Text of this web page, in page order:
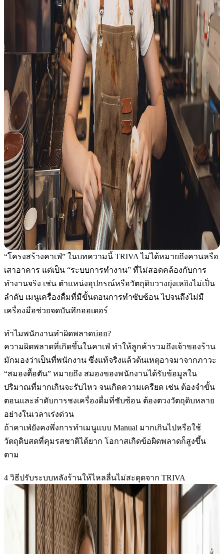
“โครงสร้างคาเฟ่” ในบทความนี้ TRIVA ไม่ได้หมายถึงคานหรือ
เสาอาคาร แต่เป็น “ระบบการทำงาน” ที่ไม่สอดคล้องกับการ
ทำงานจริง เช่น ตำแหน่งอุปกรณ์หรือวัตถุดิบวางยุ่งเหยิงไม่เป็น
ลำดับ เมนูเครื่องดื่มที่มีขั้นตอนการทำซับซ้อน ไปจนถึงไม่มี
เครื่องมือช่วยจดบันทึกออเดอร์
ทำไมพนักงานทำผิดพลาดบ่อย?
ความผิดพลาดที่เกิดขึ้นในคาเฟ่ ทำให้ลูกค้ารวมถึงเจ้าของร้าน
มักมองว่าเป็นที่พนักงาน ซึ่งแท้จริงแล้วต้นเหตุอาจมาจากภาวะ
“สมองตื้อตัน” หมายถึง สมองของพนักงานได้รับข้อมูลใน
ปริมาณที่มากเกินจะรับไหว จนเกิดความเครียด เช่น ต้องจำขั้น
ตอนและลำดับการชงเครื่องดื่มที่ซับซ้อน ต้องตวงวัตถุดิบหลาย
อย่างในเวลาเร่งด่วน
ถ้าคาเฟ่ยังคงพึ่งการทำเมนูแบบ Manual มากเกินไปหรือใช้
วัตถุดิบสดที่คุมรสชาติได้ยาก โอกาสเกิดข้อผิดพลาดก็สูงขึ้น
ตาม
4 วิธีปรับระบบหลังร้านให้ไหลลื่นไม่สะดุดจาก TRIVA